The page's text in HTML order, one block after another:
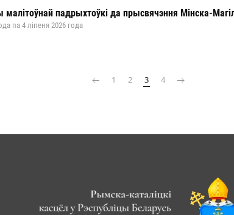
малітоўнай падрыхтоўкі да прысвячэння Мінска-
па 4 ліпеня 2026 года
1 2 3 4